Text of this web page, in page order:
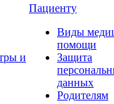
и
Пациенту
Виды
помощи
Защита
данных
Родителям